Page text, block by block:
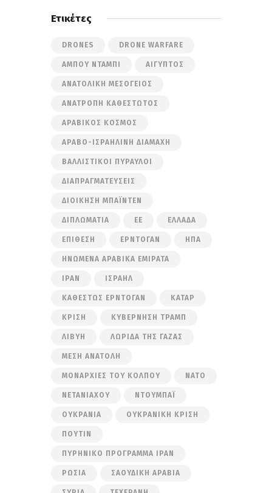
Ετικέτες
DRONES DRONE WARFARE
ΆΜΠΟΥ ΝΤΆΜΠΙ ΑΊΓΥΠΤΟΣ
ΑΝΑΤΟΛΙΚΉ ΜΕΣΌΓΕΙΟΣ
ΑΝΑΤΡΟΠΉ ΚΑΘΕΣΤΏΤΟΣ
ΑΡΑΒΙΚΌΣ ΚΌΣΜΟΣ
ΑΡΑΒΟ-ΙΣΡΑΗΛΙΝΉ ΔΙΑΜΆΧΗ
ΒΑΛΛΙΣΤΙΚΟΊ ΠΎΡΑΥΛΟΙ
ΔΙΑΠΡΑΓΜΑΤΕΎΣΕΙΣ
ΔΙΟΊΚΗΣΗ ΜΠΆΙΝΤΕΝ
ΔΙΠΛΩΜΑΤΊΑ ΕΕ ΕΛΛΆΔΑ
ΕΠΊΘΕΣΗ ΕΡΝΤΟΓΆΝ ΗΠΑ
ΗΝΩΜΈΝΑ ΑΡΑΒΙΚΆ ΕΜΙΡΆΤΑ
ΙΡΆΝ ΙΣΡΑΉΛ
ΚΑΘΕΣΤΏΣ ΕΡΝΤΟΓΆΝ ΚΑΤΆΡ
ΚΡΊΣΗ ΚΥΒΈΡΝΗΣΗ ΤΡΑΜΠ
ΛΙΒΎΗ ΛΩΡΊΔΑ ΤΗΣ ΓΆΖΑΣ
ΜΈΣΗ ΑΝΑΤΟΛΉ
ΜΟΝΑΡΧΊΕΣ ΤΟΥ ΚΌΛΠΟΥ ΝΑΤΟ
ΝΕΤΑΝΙΆΧΟΥ ΝΤΟΥΜΠΆΙ
ΟΥΚΡΑΝΊΑ ΟΥΚΡΑΝΙΚΉ ΚΡΊΣΗ
ΠΟΎΤΙΝ
ΠΥΡΗΝΙΚΌ ΠΡΌΓΡΑΜΜΑ ΙΡΆΝ
ΡΩΣΊΑ ΣΑΟΥΔΙΚΉ ΑΡΑΒΊΑ